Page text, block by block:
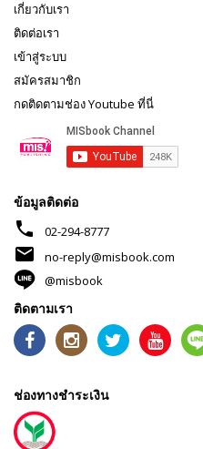
เกี่ยวกับเรา
ติดต่อเรา
เข้าสู่ระบบ
สมัครสมาชิก
กดติดตามช่อง Youtube ที่นี่
ข้อมูลติดต่อ
phone 02-294-8777
mail
no-reply@misbook.com
@misbook
ติดตามเรา
ช่องทางชำระเงิน